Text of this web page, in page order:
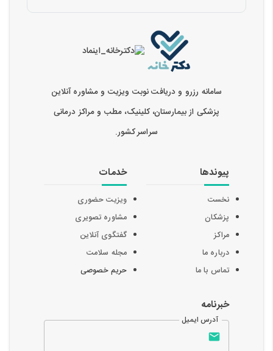
سامانه رزرو و دریافت نوبت ویزیت و مشاوره آنلاین
پزشکی از بیمارستان، کلینیک، مطب و مراکز درمانی
سراسر کشور.
پیوندها
نخست
پزشکان
مراکز
درباره ما
تماس با ما
خدمات
ویزیت حضوری
مشاوره تصویری
گفتگوی آنلاین
مجله سلامت
حریم خصوصی
خبرنامه
آدرس ایمیل